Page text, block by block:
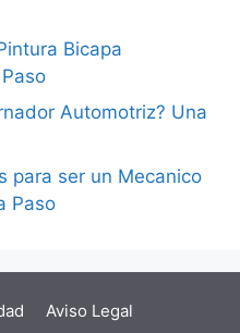
Bicapa
Automotriz? Una
para ser un Mecanico
Paso
Aviso Legal